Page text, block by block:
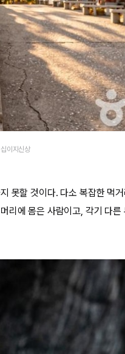
이지신상
못할 것이다. 다소 복잡한 먹
리에 몸은 사람이고, 각기 다른